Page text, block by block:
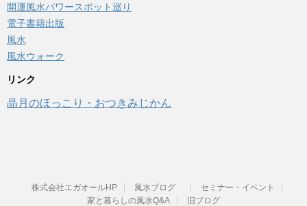
開運風水パワースポット巡り
電子書籍出版
風水
風水ウォーク
リンク
晶月のほっこり・おつきみじかん
株式会社エガオールHP 風水ブログ
セミナー・イベント
家と暮らしの風水Q&A
旧ブログ